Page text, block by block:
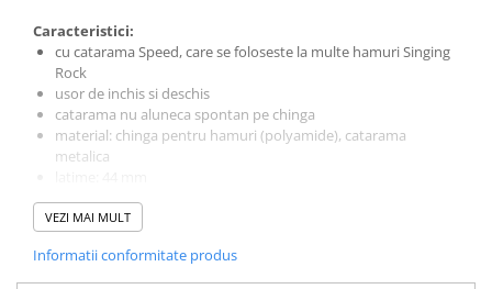
Caracteristici:
cu catarama Speed, care se foloseste la multe hamuri Singing
Rock
usor de inchis si deschis
catarama nu aluneca spontan pe chinga
material: chinga pentru hamuri (polyamide), catarama
metalica
ATTENTIE! Cureaua S
VEZI MAI MULT
Informatii conformitate produs